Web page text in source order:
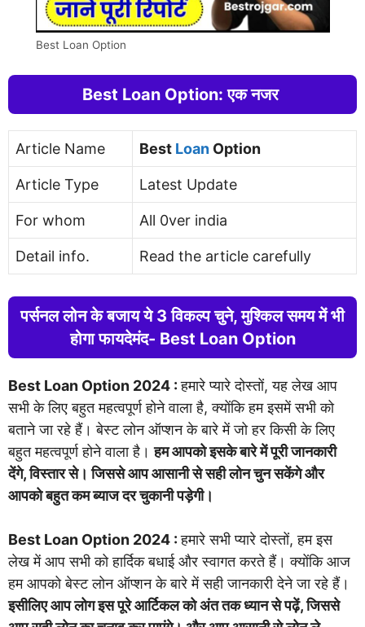
Best Loan Option
Best Loan Option: एक नजर
Article Name Best Loan Option
Article Type Latest Update
For whom All 0ver india
Detail info. Read the article carefully
पर्सनल लोन के बजाय ये 3 विकल्प चुने, मुश्किल समय में भी
होगा फायदेमंद- Best Loan Option
Best Loan Option 2024 :हमारे प्यारे दोस्तों, यह लेख आप
सभी के लिए बहुत महत्वपूर्ण होने वाला है, क्योंकि हम इसमें सभी को
बताने जा रहे हैं। बेस्ट लोन ऑप्शन के बारे में जो हर किसी के लिए
बहुत महत्वपूर्ण होने वाला है।हम आपको इसके बारे में पूरी जानकारी
देंगे, विस्तार से। जिससे आप आसानी से सही लोन चुन सकेंगे और
आपको बहुत कम ब्याज दर चुकानी पड़ेगी।
Best Loan Option 2024 :हमारे सभी प्यारे दोस्तों, हम इस
लेख में आप सभी को हार्दिक बधाई और स्वागत करते हैं। क्योंकि आज
हम आपको बेस्ट लोन ऑप्शन के बारे में सही जानकारी देने जा रहे हैं।
इसीलिए आप लोग इस पूरे आर्टिकल को अंत तक ध्यान से पढ़ें, जिससे